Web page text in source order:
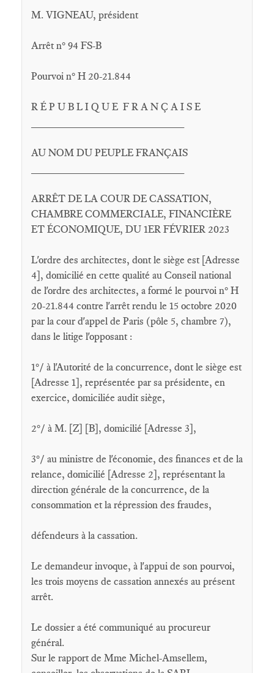
M. VIGNEAU, président
Arrêt n° 94 FS-B
Pourvoi n° H 20-21.844
R É P U B L I Q U E F R A N Ç A I S E
AU NOM DU PEUPLE FRANÇAIS
ARRÊT DE LA COUR DE CASSATION,
CHAMBRE COMMERCIALE, FINANCIÈRE
ET ÉCONOMIQUE, DU 1ER FÉVRIER 2023
L'ordre des architectes, dont le siège est [Adresse
4], domicilié en cette qualité au Conseil national
de l'ordre des architectes, a formé le pourvoi n° H
20-21.844 contre l'arrêt rendu le 15 octobre 2020
par la cour d'appel de Paris (pôle 5, chambre 7),
dans le litige l'opposant :
1°/ à l'Autorité de la concurrence, dont le siège est
[Adresse 1], représentée par sa présidente, en
exercice, domiciliée audit siège,
2°/ à M. [Z] [B], domicilié [Adresse 3],
3°/ au ministre de l'économie, des finances et de la
relance, domicilié [Adresse 2], représentant la
direction générale de la concurrence, de la
consommation et la répression des fraudes,
défendeurs à la cassation.
Le demandeur invoque, à l'appui de son pourvoi,
les trois moyens de cassation annexés au présent
arrêt.
Le dossier a été communiqué au procureur
général.
Sur le rapport de Mme Michel-Amsellem,